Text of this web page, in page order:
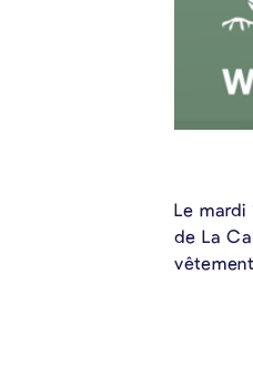
Le mardi
de La